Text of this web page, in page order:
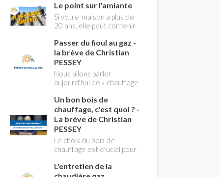
longtemps deux
possibilités : heures
pleines, heures creuses.
Aujourd'hui Christian
PESSEY vous explique tout
ce qu'il faut savoir sur la
nouvelle modification du
système "heures creuses"
qui concerne près de 15
millions de Français !
Le point sur l'amiante
Si votre maison a plus de
20 ans, elle peut contenir
contenant de l'amiante) !
Pas de panique, on fait le
point dans notre flash
news n°3 spéciale
Amiante et ses dangers
avec Christian Pessey
Passer du fioul au gaz -
la brève de Christian
PESSEY
Nous allons parler
aujourd’hui de « chauffage
du changement d’énergie.
Nous allons aborder
l’abandon du fioul au profit
du gaz.
Un bon bois de
chauffage, c'est quoi ? -
La brève de Christian
PESSEY
Le choix du bois de
chauffage est crucial pour
rendement énergétique
L'entretien de la